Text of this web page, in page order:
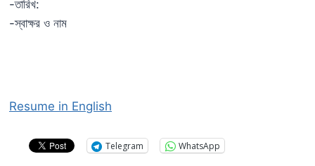
-তারিখ:
-স্বাক্ষর ও নাম
Resume in English
Telegram WhatsApp